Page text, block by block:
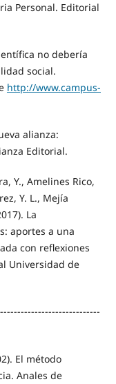
Personal. Editorial
no debería
social.
http://www.campus-
alianza:
Editorial.
Y., Amelines Rico,
Y. L., Mejía
La
aportes a una
con reflexiones
Universidad de
El método
Anales de